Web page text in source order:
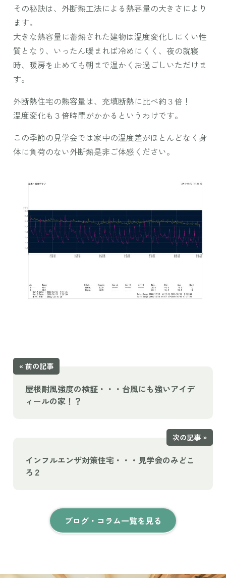
その秘訣は、外断熱工法による熱容量の大きさにより
ます。
大きな熱容量に蓄熱された建物は温度変化しにくい性
質となり、いったん暖まれば冷めにくく、夜の就寝
時、暖房を止めても朝まで温かくお過ごしいただけま
す。
外断熱住宅の熱容量は、充填断熱に比べ約３倍！
温度変化も３倍時間がかかるというわけです。
この季節の見学会では家中の温度差がほとんどなく身
体に負荷のない外断熱是非ご体感ください。
« 前の記事
屋根耐風強度の検証・・・台風にも強いアイデ
ィールの家！？
次の記事 »
インフルエンザ対策住宅・・・見学会のみどこ
ろ２
ブログ・コラム一覧を見る